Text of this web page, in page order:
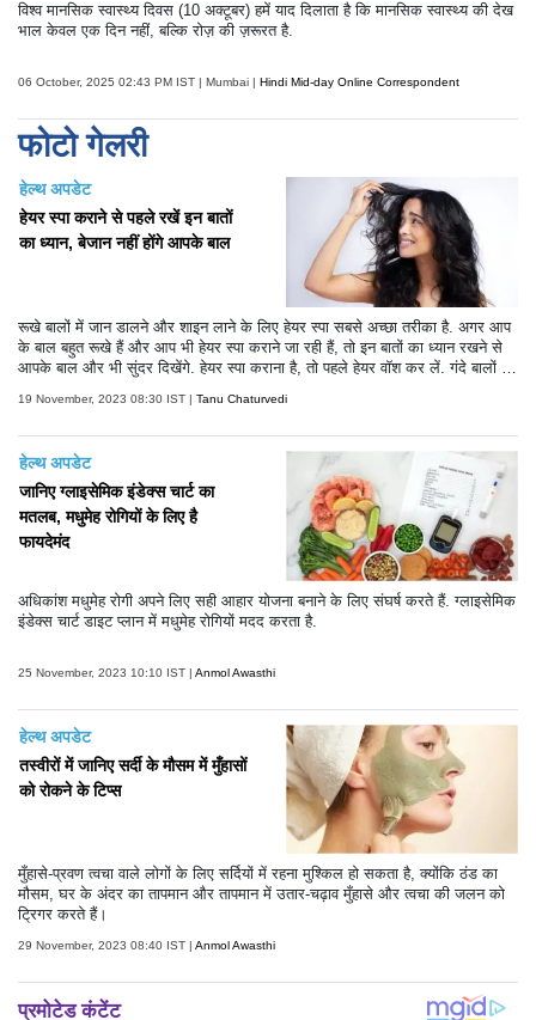
विश्व मानसिक स्वास्थ्य दिवस (10 अक्टूबर) हमें याद दिलाता है कि मानसिक स्वास्थ्य की देख
भाल केवल एक दिन नहीं, बल्कि रोज़ की ज़रूरत है.
06 October, 2025 02:43 PM IST | Mumbai | Hindi Mid-day Online Correspondent
फोटो गेलरी
हेल्थ अपडेट
हेयर स्पा कराने से पहले रखें इन बातों
का ध्यान, बेजान नहीं होंगे आपके बाल
रूखे बालों में जान डालने और शाइन लाने के लिए हेयर स्पा सबसे अच्छा तरीका है. अगर आप
के बाल बहुत रूखे हैं और आप भी हेयर स्पा कराने जा रही हैं, तो इन बातों का ध्यान रखने से
आपके बाल और भी सुंदर दिखेंगे. हेयर स्पा कराना है, तो पहले हेयर वॉश कर लें. गंदे बालों में
ऑयलिंग नहीं करनी चाहिए. हेयर वॉश करने से आपके बाल की स्केल्प भी साफ हो जाएगी.
19 November, 2023 08:30 IST | Tanu Chaturvedi
हेल्थ अपडेट
जानिए ग्लाइसेमिक इंडेक्स चार्ट का
मतलब, मधुमेह रोगियों के लिए है
फायदेमंद
अधिकांश मधुमेह रोगी अपने लिए सही आहार योजना बनाने के लिए संघर्ष करते हैं. ग्लाइसेमिक
इंडेक्स चार्ट डाइट प्लान में मधुमेह रोगियों मदद करता है.
25 November, 2023 10:10 IST | Anmol Awasthi
हेल्थ अपडेट
तस्वीरों में जानिए सर्दी के मौसम में मुँहासों
को रोकने के टिप्स
मुँहासे-प्रवण त्वचा वाले लोगों के लिए सर्दियों में रहना मुश्किल हो सकता है, क्योंकि ठंड का
मौसम, घर के अंदर का तापमान और तापमान में उतार-चढ़ाव मुँहासे और त्वचा की जलन को
ट्रिगर करते हैं।
29 November, 2023 08:40 IST | Anmol Awasthi